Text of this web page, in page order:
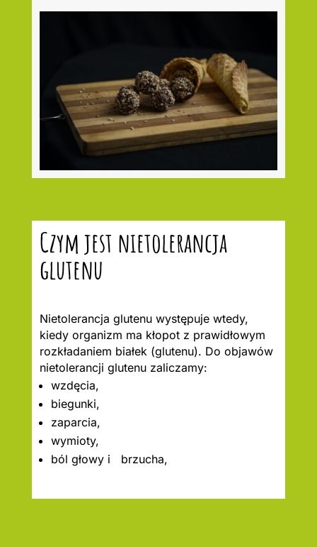
Czym jest nietolerancja
glutenu
Nietolerancja glutenu występuje wtedy,
kiedy organizm ma kłopot z prawidłowym
rozkładaniem białek (glutenu). Do objawów
nietolerancji glutenu zaliczamy:
wzdęcia,
biegunki,
zaparcia,
wymioty,
ból głowy i brzucha,